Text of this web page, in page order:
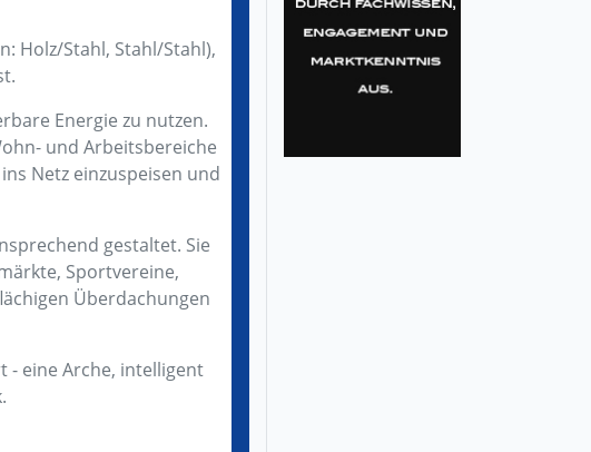
Holz/Stahl, Stahl/Stahl),
Energie zu nutzen.
und Arbeitsbereiche
Netz einzuspeisen und
gestaltet. Sie
Sportvereine,
Überdachungen
- eine Arche, intelligent